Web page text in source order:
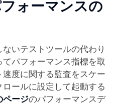
ォーマンスの
いテストツールの代わり
パフォーマンス指標を取
度に関する監査をスケー
ールに設定して起動する
ページのパフォーマンスデ